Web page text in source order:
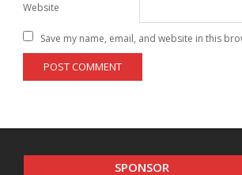
Website
Save my name, email, and website in this
SPONSOR